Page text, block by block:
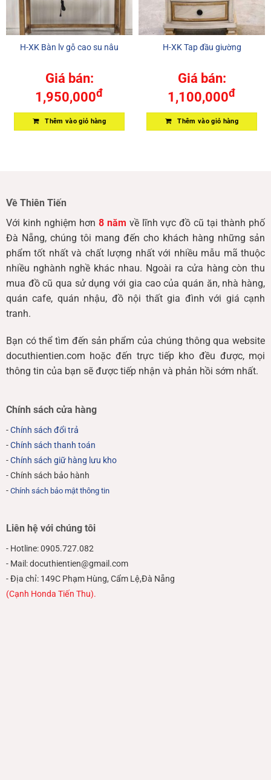
H-XK Bàn lv gỗ cao su nâu
Giá bán:
1,950,000đ
Thêm vào giỏ hàng
H-XK Tap đầu giường
Giá bán:
1,100,000đ
Thêm vào giỏ hàng
Về Thiên Tiến
Với kinh nghiệm hơn 8 năm về lĩnh vực đồ cũ tại thành phố
Đà Nẵng, chúng tôi mang đến cho khách hàng những sản
phẩm tốt nhất và chất lượng nhất với nhiều mẫu mã thuộc
nhiều nghành nghề khác nhau. Ngoài ra cửa hàng còn thu
mua đồ cũ qua sử dụng với gia cao của quán ăn, nhà hàng,
quán cafe, quán nhậu, đồ nội thất gia đình với giá cạnh
tranh.
Bạn có thể tìm đến sản phẩm của chúng thông qua website
docuthientien.com hoặc đến trực tiếp kho đều được, mọi
thông tin của bạn sẽ được tiếp nhận và phản hồi sớm nhất.
Chính sách cửa hàng
-Chính sách đổi trả
-Chính sách thanh toán
-Chính sách giữ hàng lưu kho
- Chính sách bảo hành
- Chính sách bảo mật thông tin
Liên hệ với chúng tôi
- Hotline: 0905.727.082
- Mail: docuthientien@gmail.com
- Địa chỉ: 149C Phạm Hùng, Cẩm Lệ,Đà Nẵng
(Cạnh Honda Tiến Thu).